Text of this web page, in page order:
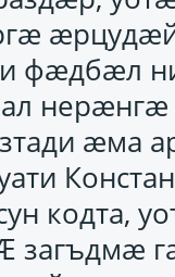
фӕдбӕл
ӕма
кодта,
загъдмӕ